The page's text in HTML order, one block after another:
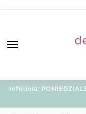
Infolinia: